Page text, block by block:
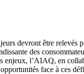
devront être relevés
des
enjeux, l’AIAQ, en
face à ces